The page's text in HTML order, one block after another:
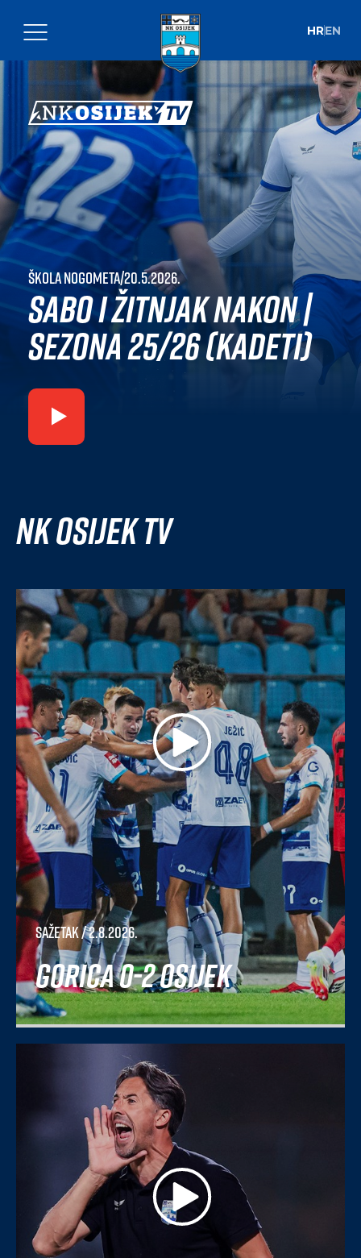
HREN
Škola nogometa|20.5.2026.
Sabo i Žitnjak nakon |
Sezona 25/26 (kadeti)
NK Osijek TV
Sažetak/ 2.8.2026.
Gorica 0-2 Osijek